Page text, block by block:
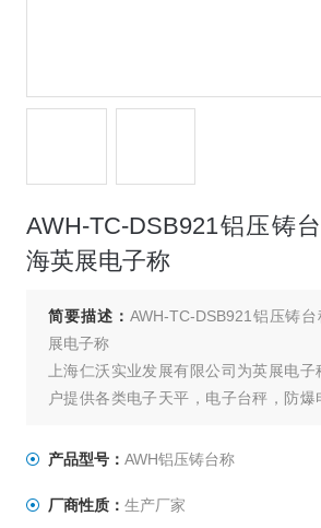
AWH-TC-DSB921铝压铸
海英展电子称
简要描述： AWH-TC-DSB921铝压铸
展电子称
上海仁沃实业发展有限公司为英展电子
户提供各类电子天平，电子台秤，防爆
兴，昆山，杭州，全国联网服务，不用
：郭
产品型号： AWH铝压铸台称
厂商性质： 生产厂家